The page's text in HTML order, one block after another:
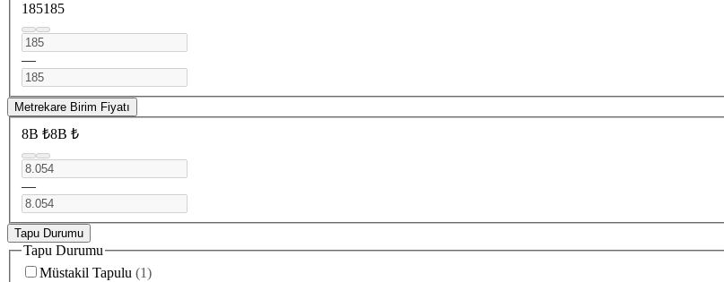
185185
—
Metrekare Birim Fiyatı
8B ₺8B ₺
—
Tapu Durumu
Tapu Durumu
Müstakil Tapulu (1)